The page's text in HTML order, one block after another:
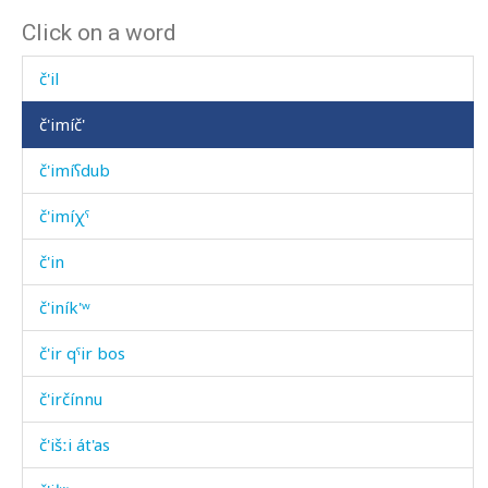
Click on a word
č'ik'íjt'u
č'il
č'imíč'
č'imíʕdub
č'imíχˤ
č'in
č'iník'ʷ
č'ir qˤir bos
č'irčínnu
č'išːi át'as